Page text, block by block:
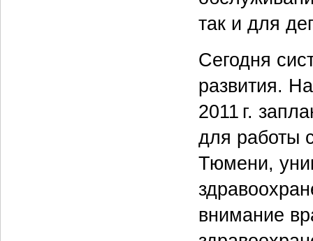
так и для
Сегодня
развития.
2011 г.
для работы
Тюмени,
внимание